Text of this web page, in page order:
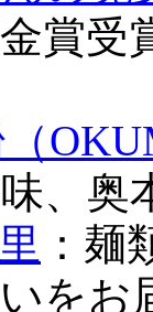
賞受
、奥
：
をお